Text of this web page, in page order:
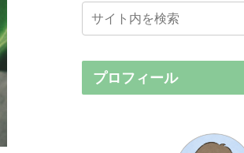
プロフィール